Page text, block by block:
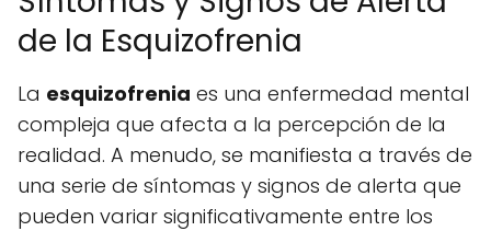
de la Esquizofrenia
La esquizofrenia es una enfermedad mental
compleja que afecta a la percepción de la
realidad. A menudo, se manifiesta a través de
una serie de síntomas y signos de alerta que
pueden variar significativamente entre los